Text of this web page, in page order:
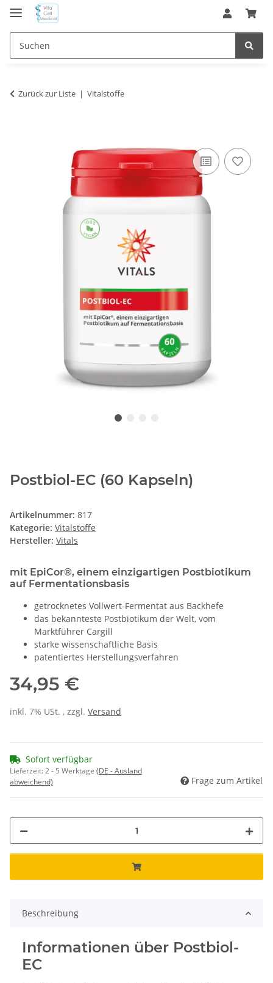
Zurück zur Liste Vitalstoffe
Postbiol-EC (60 Kapseln)
Artikelnummer: 817
Kategorie: Vitalstoffe
Hersteller: Vitals
mit EpiCor®, einem einzigartigen Postbiotikum
auf Fermentationsbasis
getrocknetes Vollwert-Fermentat aus Backhefe
das bekannteste Postbiotikum der Welt, vom
Marktführer Cargill
starke wissenschaftliche Basis
patentiertes Herstellungsverfahren
34,95 €
inkl. 7% USt. , zzgl. Versand
Sofort verfügbar
Lieferzeit:2 - 5 Werktage (DE - Ausland
abweichend)
Frage zum Artikel
Beschreibung
Informationen über Postbiol-
EC